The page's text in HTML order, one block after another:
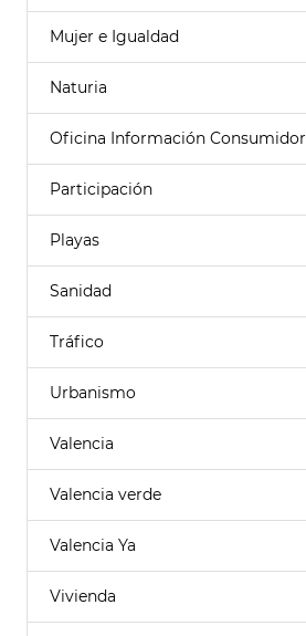
Mujer e Igualdad
Naturia
Oficina Información Consumidor
Participación
Playas
Sanidad
Tráfico
Urbanismo
Valencia
Valencia verde
Valencia Ya
Vivienda